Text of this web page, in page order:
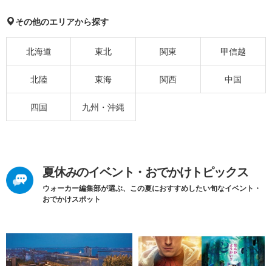
その他のエリアから探す
北海道 東北 関東 甲信越
北陸 東海 関西 中国
四国 九州・沖縄
夏休みのイベント・おでかけトピックス
ウォーカー編集部が選ぶ、この夏におすすめしたい旬なイベント・
おでかけスポット